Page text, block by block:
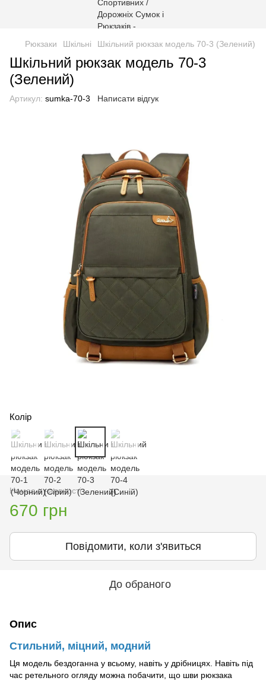
Рюкзаки Шкільні Шкільний рюкзак модель 70-3 (Зелений)
Шкільний рюкзак модель 70-3
(Зелений)
Артикул: sumka-70-3 Написати відгук
Колір
Немає в наявності
670 грн
Повідомити, коли з'явиться
До обраного
Опис
Стильний, міцний, модний
Ця модель бездоганна у всьому, навіть у дрібницях. Навіть під
час ретельного огляду можна побачити, що шви рюкзака